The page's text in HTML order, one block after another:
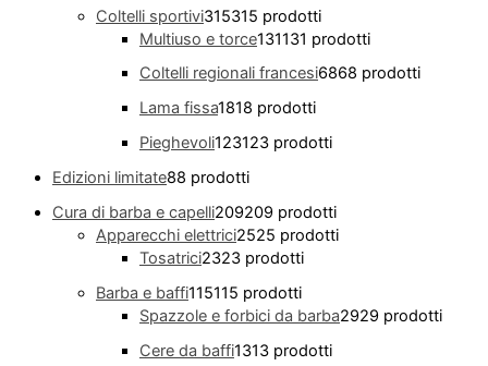
Coltelli sportivi315315 prodotti
Multiuso e torce131131 prodotti
Coltelli regionali francesi6868 prodotti
Lama fissa1818 prodotti
Pieghevoli123123 prodotti
Edizioni limitate88 prodotti
Cura di barba e capelli209209 prodotti
Apparecchi elettrici2525 prodotti
Tosatrici2323 prodotti
Barba e baffi115115 prodotti
Spazzole e forbici da barba2929 prodotti
Cere da baffi1313 prodotti